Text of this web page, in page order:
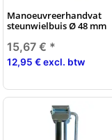
Manoeuvreerhandvat
steunwielbuis Ø 48 mm
15,67 € *
12,95 € excl. btw